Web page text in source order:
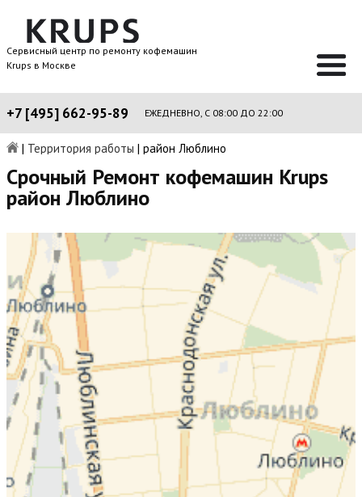
Сервисный центр по ремонту кофемашин
Krups в Москве
+7 [495] 662-95-89 ЕЖЕДНЕВНО, С 08:00 ДО 22:00
| Территория работы | район Люблино
Срочный Ремонт кофемашин Krups
район Люблино